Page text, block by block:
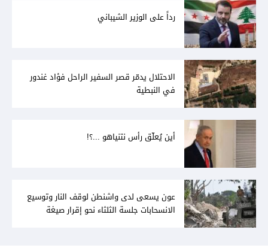
رداً على الوزير الشيباني
الاحتلال يدمّر قصر السفير الراحل فؤاد غندور
في النبطية
أين يُعلّق رأس نتنياهو ...؟!
عون يسعى لدى واشنطن لوقف النار وتوسيع
الانسحابات جلسة الثلثاء نحو إقرار صيغة